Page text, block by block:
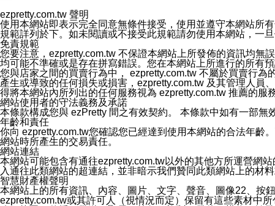
您同意本公司網站，透過您所提供的郵件地址與您取得聯絡
停止接收這些資料或電子郵件。
十五、訊息通知
本公司/本服務將以通知型訊息傳送重要訊息給您。即使未
本公司/本服務傳送之通知型訊息以對您有效且重要的訊息
1.LINE 帳號設定的電話號碼與本公司/本服務所傳來的電話
2.該 LINE 帳號已在 LINE APP 設定中，同意接收通知型訊息
3.LINE 帳號未封鎖傳送訊息之 LINE 官方帳號。
欲變更通知型訊息的設定，操作如下：
1.點選「主頁」＞「設定」
2.點選「隱私設定」
3.點選「提供使用資料」
4.點選「LINE通知型訊息」
5.開關「接收LINE通知型訊息」
❗️關閉「接收通知型訊息」後，將不會接收到來自任何企業
ezpretty.com.tw 聲明
使用本網站即表示完全同意無條件接受，使用並遵守本網站所
規範詳列於下。如未閱讀或不接受此規範請勿使用本網站，一
免責規範
您要注意，ezpretty.com.tw 不保證本網站上所發佈的資訊均無
均可能不準確或是存在拼寫錯誤。您在本網站上所進行的所有
您與店家之間的買賣行為中， ezpretty.com.tw 不屬於買賣行
產生或導致的任何損失或損害，ezpretty.com.tw 及其管理人員
得將本網站內所列出的任何服務視為 ezpretty.com.tw 推薦的服
網站使用者的守法義務及承諾
本條款構成您與 ezPretty 間之有效契約。 本條款中如有一部
年齡和責任
你向 ezpretty.com.tw您確認您已經達到使用本網站的合法年齡
網站時所產生的交易責任。
網站連結
本網站可能包含有通往ezpretty.com.tw以外的其他方所運營網
入通往此類網站的超連結，並非暗示我們贊同此類網站上的材
智慧財產權聲明
本網站上的所有資訊、內容、圖片、文字、聲音、圖像22、按
ezpretty.com.tw或其許可人（視情況而定）保留有這些素材中